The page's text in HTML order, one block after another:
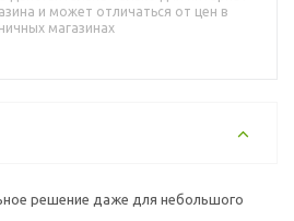
и может отличаться от цен в
магазинах
решение даже для небольшого